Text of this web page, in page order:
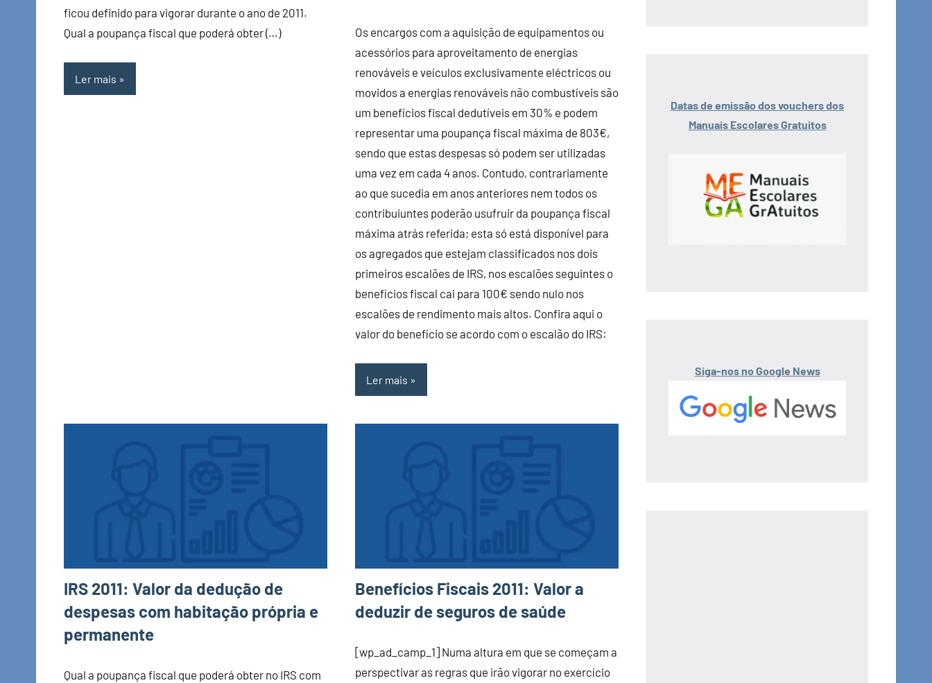
ficou definido para vigorar durante o ano de 2011.
Qual a poupança fiscal que poderá obter (…)
Ler mais
Os encargos com a aquisição de equipamentos ou
acessórios para aproveitamento de energias
renováveis e veículos exclusivamente eléctricos ou
movidos a energias renováveis não combustíveis são
um benefícios fiscal dedutíveis em 30% e podem
representar uma poupança fiscal máxima de 803€,
sendo que estas despesas só podem ser utilizadas
uma vez em cada 4 anos. Contudo, contrariamente
ao que sucedia em anos anteriores nem todos os
contribuiuntes poderão usufruir da poupança fiscal
máxima atrás referida; esta só está disponível para
os agregados que estejam classificados nos dois
primeiros escalões de IRS, nos escalões seguintes o
benefícios fiscal cai para 100€ sendo nulo nos
escalões de rendimento mais altos. Confira aqui o
valor do benefício se acordo com o escalão do IRS:
Ler mais
IRS 2011: Valor da dedução de
despesas com habitação própria e
permanente
Qual a poupança fiscal que poderá obter no IRS com
Benefícios Fiscais 2011: Valor a
deduzir de seguros de saúde
[wp_ad_camp_1] Numa altura em que se começam a
perspectivar as regras que irão vigorar no exercício
Datas de emissão dos vouchers dos
Manuais Escolares Gratuitos
Siga-nos no Google News